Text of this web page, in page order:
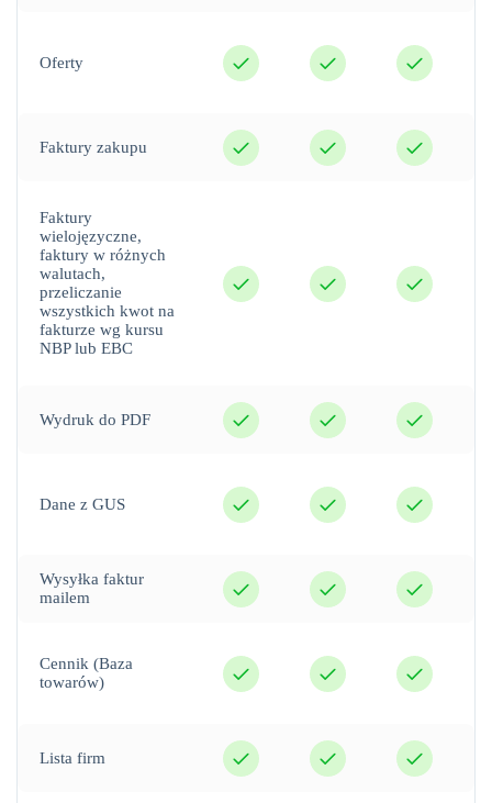
Oferty
tak tak tak
Faktury zakupu
tak tak tak
Faktury
wielojęzyczne,
faktury w różnych
walutach,
przeliczanie
wszystkich kwot na
fakturze wg kursu
NBP lub EBC
tak tak tak
Wydruk do PDF
tak tak tak
Dane z GUS
tak tak tak
Wysyłka faktur
mailem
tak tak tak
Cennik (Baza
towarów)
tak tak tak
Lista firm
tak tak tak